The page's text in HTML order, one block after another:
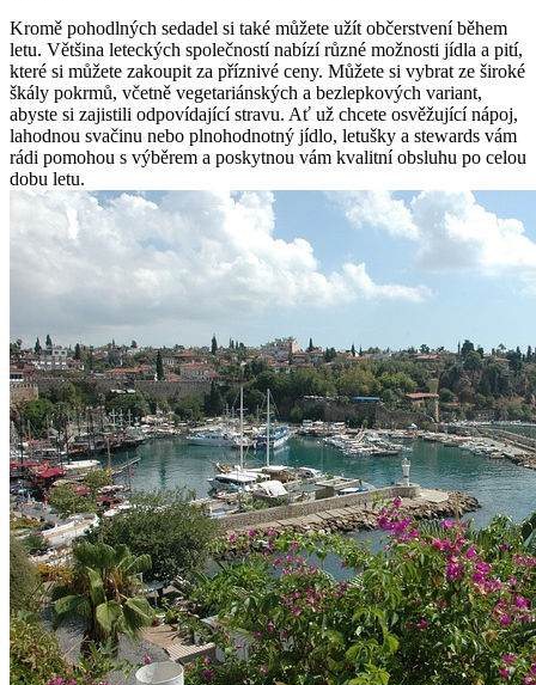
Kromě pohodlných sedadel si také můžete užít občerstvení během
letu. Většina leteckých společností nabízí různé možnosti jídla a pití,
které si můžete zakoupit za příznivé ceny. Můžete si vybrat ze široké
škály pokrmů, včetně vegetariánských a bezlepkových variant,
abyste si zajistili odpovídající stravu. Ať už chcete osvěžující nápoj,
lahodnou svačinu nebo plnohodnotný jídlo, letušky a stewards vám
rádi pomohou s výběrem a poskytnou vám kvalitní obsluhu po celou
dobu letu.